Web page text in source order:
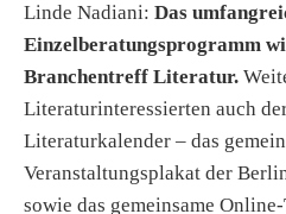
Linde Nadiani: Das
Einzelberatungsprogramm
Branchentreff Literatur.
Literaturinteressierten auch
Literaturkalender – das
Veranstaltungsplakat der
sowie das gemeinsame